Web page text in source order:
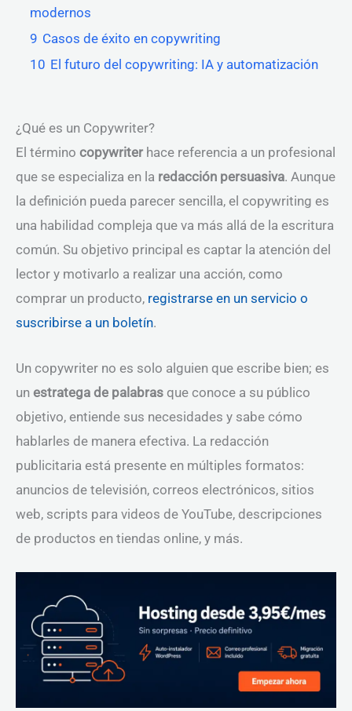
modernos
9 Casos de éxito en copywriting
10 El futuro del copywriting: IA y automatización
¿Qué es un Copywriter?
El término copywriterhace referencia a un profesional
que se especializa en la redacción persuasiva. Aunque
la definición pueda parecer sencilla, el copywriting es
una habilidad compleja que va más allá de la escritura
común. Su objetivo principal es captar la atención del
lector y motivarlo a realizar una acción, como
comprar un producto, registrarse en un servicio o
suscribirse a un boletín.
Un copywriter no es solo alguien que escribe bien; es
un estratega de palabras que conoce a su público
objetivo, entiende sus necesidades y sabe cómo
hablarles de manera efectiva. La redacción
publicitaria está presente en múltiples formatos:
anuncios de televisión, correos electrónicos, sitios
web, scripts para videos de YouTube, descripciones
de productos en tiendas online, y más.